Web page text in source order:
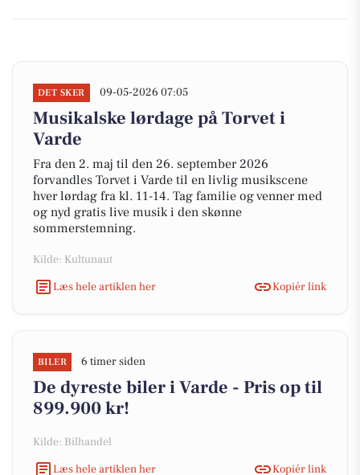
DET SKER 09-05-2026 07:05
Musikalske lørdage på Torvet i
Varde
Fra den 2. maj til den 26. september 2026
forvandles Torvet i Varde til en livlig musikscene
hver lørdag fra kl. 11-14. Tag familie og venner med
og nyd gratis live musik i den skønne
sommerstemning.
Kilde: Kultunaut
Læs hele artiklen her
Kopiér link
BILER 6 timer siden
De dyreste biler i Varde - Pris op til
899.900 kr!
Kilde: Bilhandel
Læs hele artiklen her
Kopiér link